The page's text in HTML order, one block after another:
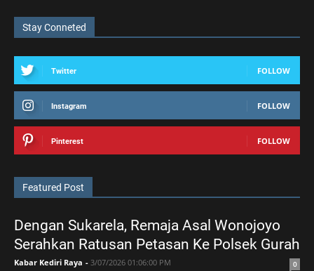
Stay Conneted
Twitter FOLLOW
Instagram FOLLOW
Pinterest FOLLOW
Featured Post
Dengan Sukarela, Remaja Asal Wonojoyo
Serahkan Ratusan Petasan Ke Polsek Gurah
Kabar Kediri Raya - 3/07/2026 01:06:00 PM 0